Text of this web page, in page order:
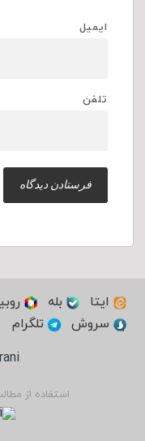
ایمیل
تلفن
ایتا بله
سروش
تلگرام
استفاده از